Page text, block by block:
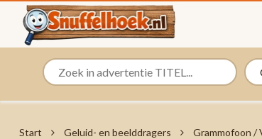
Start Geluid- en beelddragers Grammofoon /